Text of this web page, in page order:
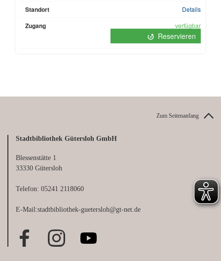
Zum Seitenanfang
Stadtbibliothek Gütersloh GmbH
Blessenstätte 1
33330 Gütersloh
Telefon: 05241 2118060
E-Mail:stadtbibliothek-guetersloh@gt-net.de